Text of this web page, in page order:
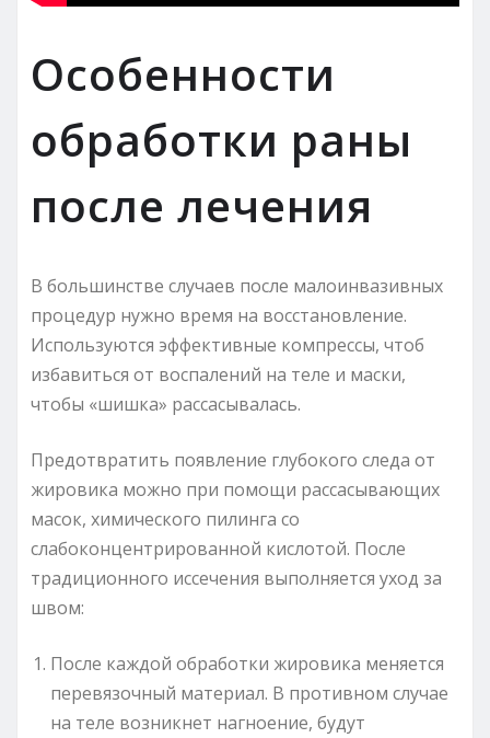
Особенности
обработки раны
после лечения
В большинстве случаев после малоинвазивных
процедур нужно время на восстановление.
Используются эффективные компрессы, чтоб
избавиться от воспалений на теле и маски,
чтобы «шишка» рассасывалась.
Предотвратить появление глубокого следа от
жировика можно при помощи рассасывающих
масок, химического пилинга со
слабоконцентрированной кислотой. После
традиционного иссечения выполняется уход за
швом:
После каждой обработки жировика меняется
перевязочный материал. В противном случае
на теле возникнет нагноение, будут